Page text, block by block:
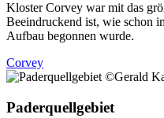
Kloster Corvey war mit das
Beeindruckend ist, wie schon
Aufbau begonnen wurde.
Corvey
Paderquellgebiet